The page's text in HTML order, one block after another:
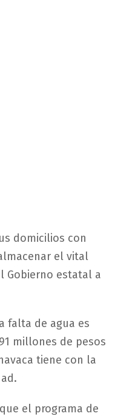
domicilios con
el vital
Gobierno estatal a
falta de agua es
millones de pesos
tiene con la
el programa de